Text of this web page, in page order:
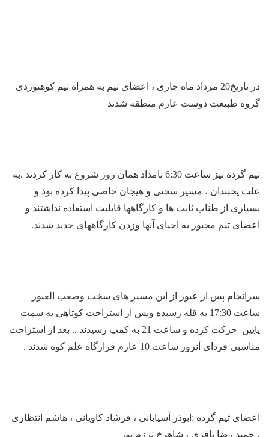
در تاریخ20 مرداد ماه جاری ، اعضای تیم به همراه تیم کوهنوردی
گروه طبیعت دوست عازم منطقه شدند
تیم گرده نیز ساعت 6:30 بامداد همان روز شروع به کار کردند .به
علت یخبندان ، مسیر سختی و هیجان خاصی پیدا کرده بود و
بسیاری از طناب ثابت ها و کارگاهها قابلیت استفاده نداشتند و
اعضای تیم مجبور به احیای آنها وزدن کارگاههای جدید شدند.
سرانجام پس از عبور از این مسیر های سخت وصعب العبور
ساعت 17:30 به قله رسیده وپس از استراحت کوتاهی به سمت
پایین حرکت کرده و ساعت 21 به کمپ رسیدند .. بعد از استراحت
مناسبی فردای آنروز ساعت 10 عازم قرارگاه علم کوه شدند .
اعضای تیم گرده :ابوذر آسیابانی ، فرشاد کاویانی ، هاشم انتظاری
، حمید رضا باقری ، شاهرخ ترزم پور